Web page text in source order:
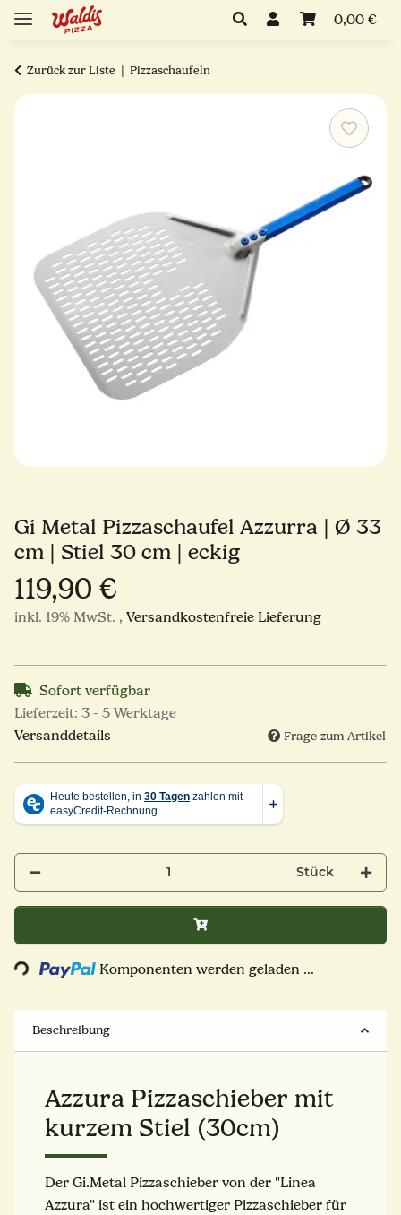
0,00 €
Zurück zur Liste Pizzaschaufeln
Gi Metal Pizzaschaufel Azzurra | Ø 33
cm | Stiel 30 cm | eckig
119,90 €
inkl. 19% MwSt. , Versandkostenfreie Lieferung
Sofort verfügbar
Lieferzeit: 3 - 5 Werktage
Versanddetails
Frage zum Artikel
Stück
Loading... Komponenten werden geladen ...
Beschreibung
Azzura Pizzaschieber mit
kurzem Stiel (30cm)
Der Gi.Metal Pizzaschieber von der "Linea
Azzura" ist ein hochwertiger Pizzaschieber für